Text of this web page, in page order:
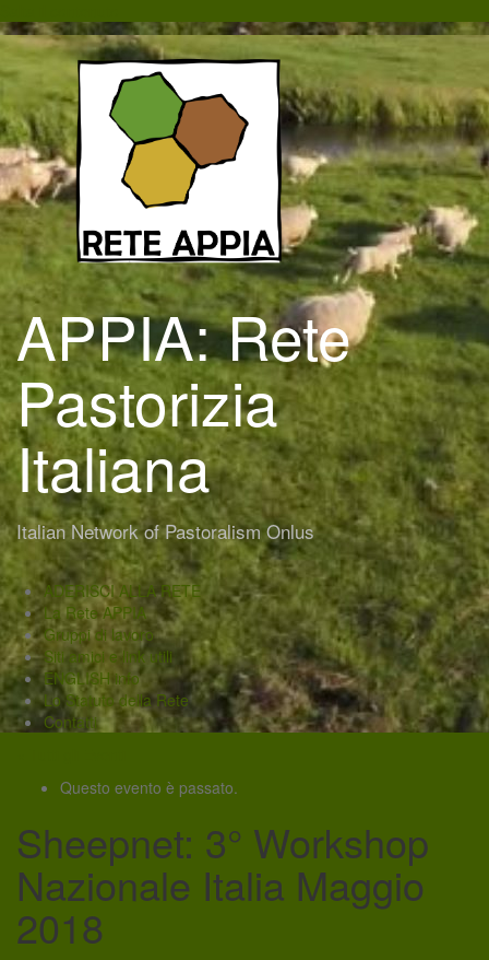
APPIA: Rete
Pastorizia
Italiana
Italian Network of Pastoralism Onlus
ADERISCI ALLA RETE
La Rete APPIA
Gruppi di lavoro
Siti amici e link utili
ENGLISH info
Lo Statuto della Rete
Contatti
Questo evento è passato.
Sheepnet: 3° Workshop
Nazionale Italia Maggio
2018